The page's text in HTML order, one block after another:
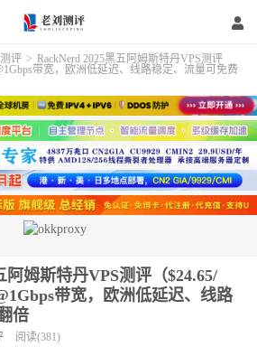
评 > RackNerd 2025黑五阿姆斯特丹VPS测评
带宽，欧洲低延迟、线路稳定、流量可免费
阿姆斯特丹VPS测评（$24.65/
带宽，欧洲低延迟、线路
倍
阅读(381)